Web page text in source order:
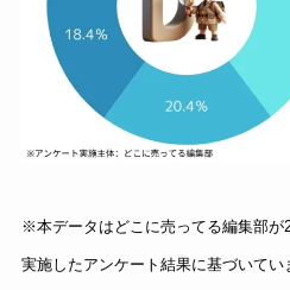
※本データはどこに売ってる編集部が
実施したアンケート結果に基づいて